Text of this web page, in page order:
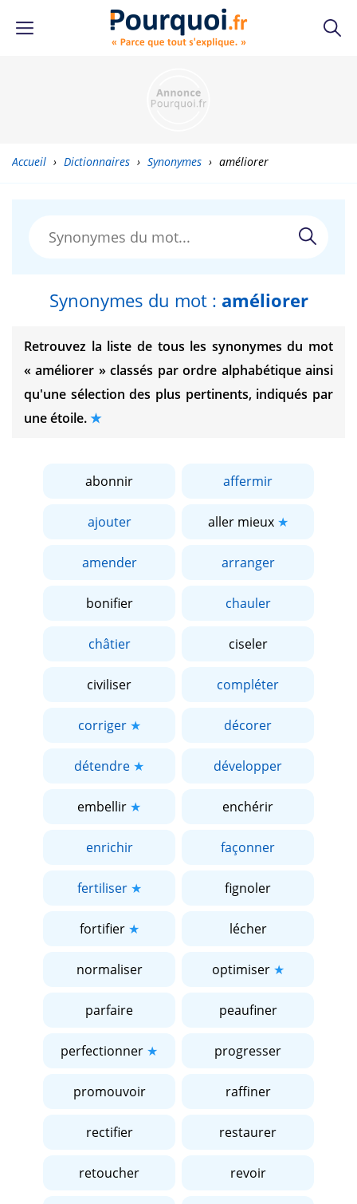
Accueil › Dictionnaires › Synonymes › améliorer
Synonymes du mot : améliorer
Retrouvez la liste de tous les synonymes du mot
« améliorer »classés par ordre alphabétique ainsi
qu'une sélection des plus pertinents, indiqués par
une étoile.
abonnir affermir
ajouter aller mieux
amender arranger
bonifier chauler
châtier ciseler
civiliser compléter
corriger décorer
détendre développer
embellir enchérir
enrichir façonner
fertiliser fignoler
fortifier lécher
normaliser optimiser
parfaire peaufiner
perfectionner progresser
promouvoir raffiner
rectifier restaurer
retoucher revoir